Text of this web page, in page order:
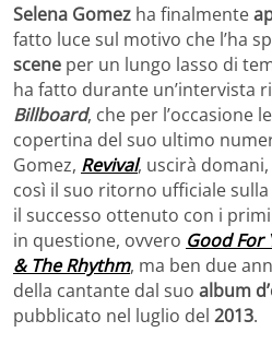
Selena Gomez ha finalmente
fatto luce sul motivo che l’ha
scene per un lungo lasso di
ha fatto durante un’intervista
Billboard, che per l’occasione
copertina del suo ultimo
Gomez, Revival, uscirà domani,
così il suo ritorno ufficiale
il successo ottenuto con i
in questione, ovvero Good For
& The Rhythm, ma ben due
della cantante dal suo album
pubblicato nel luglio del 2013.